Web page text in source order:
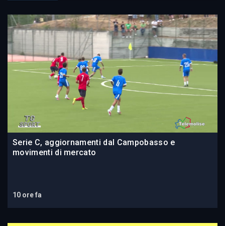
Serie C, aggiornamenti dal Campobasso e
movimenti di mercato
10 ore fa